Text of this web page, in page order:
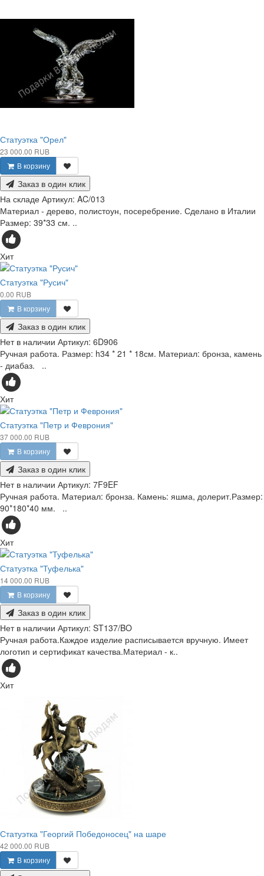
Статуэтка "Орел"
23 000.00 RUB
В корзину
Заказ в один клик
На складе Артикул: AC/013
Материал - дерево, полистоун, посеребрение. Сделано в Италии
Размер: 39*33 см. ..
Хит
Статуэтка "Русич"
0.00 RUB
В корзину
Заказ в один клик
Нет в наличии Артикул: 6D906
Ручная работа. Размер: h34 * 21 * 18см. Материал: бронза, камень
- диабаз. ..
Хит
Статуэтка "Петр и Феврония"
37 000.00 RUB
В корзину
Заказ в один клик
Нет в наличии Артикул: 7F9EF
Ручная работа. Материал: бронза. Камень: яшма, долерит.Размер:
90*180*40 мм. ..
Хит
Статуэтка "Туфелька"
14 000.00 RUB
В корзину
Заказ в один клик
Нет в наличии Артикул: ST137/BO
Ручная работа.Каждое изделие расписывается вручную. Имеет
логотип и сертификат качества.Материал - к..
Хит
Статуэтка "Георгий Победоносец" на шаре
42 000.00 RUB
В корзину